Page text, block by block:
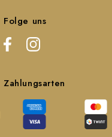
Folge uns
Zahlungsarten